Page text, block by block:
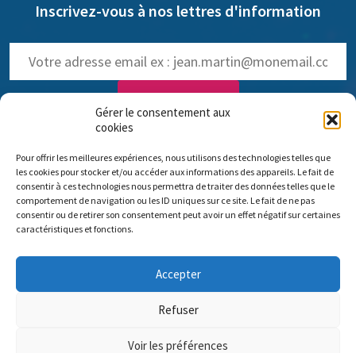
Gérer le consentement aux
cookies
Pour offrir les meilleures expériences, nous utilisons des technologies telles que
les cookies pour stocker et/ou accéder aux informations des appareils. Le fait de
consentir à ces technologies nous permettra de traiter des données telles que le
comportement de navigation ou les ID uniques sur ce site. Le fait de ne pas
consentir ou de retirer son consentement peut avoir un effet négatif sur certaines
caractéristiques et fonctions.
Accepter
Refuser
Voir les préférences
Inscrivez-vous à nos lettres d'information
trimestrielle de Pro Anima(Voir les anciennes lettres)
hebdomadaire dédiée aux NAMs
Comité scientifique Pro Anima
Bureau parisien : 35 rue de Vouillé 75015 Paris – 01 45 63 10 89 - Siège
social : 11 rue Sainte-Barbe 67000 Strasbourg